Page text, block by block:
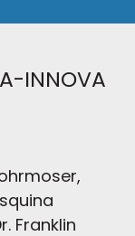
INNOVA
Franklin